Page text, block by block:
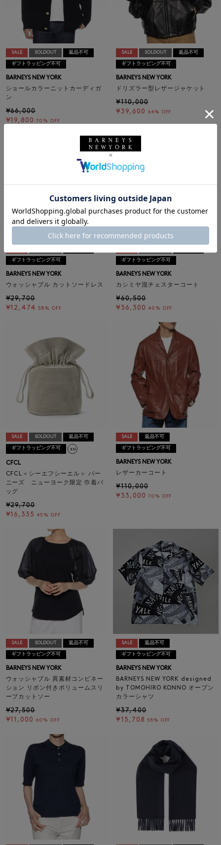
SALE SOLDOUT 返品不可
ギフトラッピング不可
BARNEYS NEW YORK
ショールカラーニットカーディガ
ン
¥66,000
¥19,800 70% OFF
SALE SOLDOUT 返品不可
ギフトラッピング不可
BARNEYS NEW YORK
ドリズラー型レザージャケット
¥110,000
¥39,600
64% OFF
ギフトラッピング不可
BARNEYS NEW YORK
ウォッシャブル カットソードレス
¥29,700
¥12,474
58% OFF
ギフトラッピング不可
BARNEYS NEW YORK
カシミヤ混チェスターコート
¥60,500
¥36,300 40% OFF
SALE SOLDOUT 返品不可
ギフトラッピング不可
CFCL
CFCL＜シーエフシーエル＞ バー
ニーズ ニューヨーク限定 巾着バ
ッグ
¥29,700
¥16,335 45% OFF
SALE 返品不可
ギフトラッピング不可
BARNEYS NEW YORK
レザーカーコート
¥110,000
¥33,000 70% OFF
SALE SOLDOUT 返品不可
ギフトラッピング不可
BARNEYS NEW YORK
ウォッシャブル 異素材コンビネー
ション リボン付きボリュームスリ
ーブカットソー
¥27,500
¥11,000
60% OFF
SALE 返品不可
ギフトラッピング不可
BARNEYS NEW YORK
BARNEYS NEW YORK designed
by TOMOHIRO KONNO オープン
カラーシャツ
¥37,400
¥15,708
58% OFF